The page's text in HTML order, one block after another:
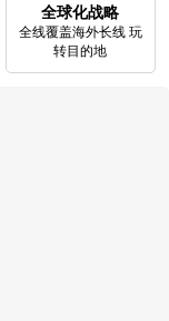
全球化战略
全线覆盖海外长线 玩
转目的地